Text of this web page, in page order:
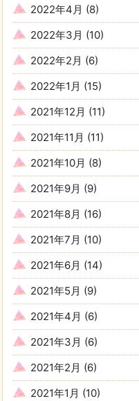
2022年4月 (8)
2022年3月 (10)
2022年2月 (6)
2022年1月 (15)
2021年12月 (11)
2021年11月 (11)
2021年10月 (8)
2021年9月 (9)
2021年8月 (16)
2021年7月 (10)
2021年6月 (14)
2021年5月 (9)
2021年4月 (6)
2021年3月 (6)
2021年2月 (6)
2021年1月 (10)